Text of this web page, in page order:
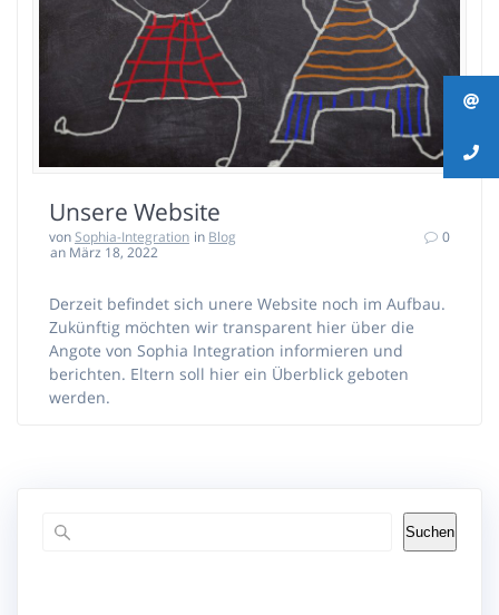
Unsere Website
vonSophia-Integration in Blog
an März 18, 2022
0
Derzeit befindet sich unere Website noch im Aufbau.
Zukünftig möchten wir transparent hier über die
Angote von Sophia Integration informieren und
berichten. Eltern soll hier ein Überblick geboten
werden.
Suchen